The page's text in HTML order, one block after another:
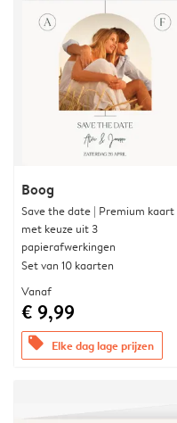
Boog
Save the date | Premium kaart
met keuze uit 3
papierafwerkingen
Set van 10 kaarten
Vanaf
€ 9,99
offers Elke dag lage prijzen